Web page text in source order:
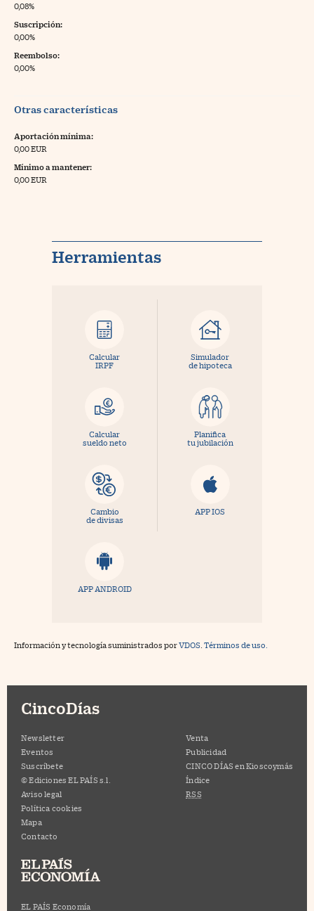
0,08%
Suscripción:
0,00%
Reembolso:
0,00%
Otras características
Aportación mínima:
0,00 EUR
Mínimo a mantener:
0,00 EUR
Herramientas
Calcular
IRPF
Simulador
de hipoteca
Calcular
sueldo neto
Planifica
tu jubilación
Cambio
de divisas
APP IOS
APP ANDROID
Información y tecnología suministrados porVDOS Términos de uso.
CincoDías
Newsletter
Eventos
Suscríbete
© Ediciones EL PAÍS s.l.
Aviso legal
Política cookies
Mapa
Contacto
Venta
Publicidad
CINCO DÍAS en Kioscoymás
Índice
RSS
EL PAÍS Economía